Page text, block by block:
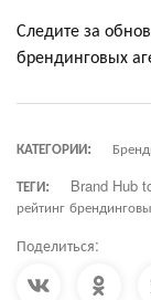
Следите за
брендинговых
КАТЕГОРИИ:
ТЕГИ:
Brand Hub
рейтинг
Поделиться: